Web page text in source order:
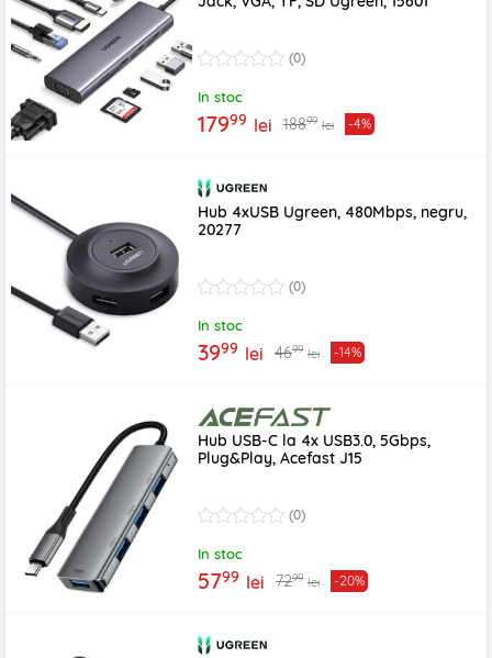
(0)
In stoc
17999 lei 18899 lei -4%
Hub 4xUSB Ugreen, 480Mbps, negru,
20277
(0)
In stoc
3999 lei 4699 lei -14%
Hub USB-C la 4x USB3.0, 5Gbps,
Plug&Play, Acefast J15
(0)
In stoc
5799 lei 7299 lei -20%